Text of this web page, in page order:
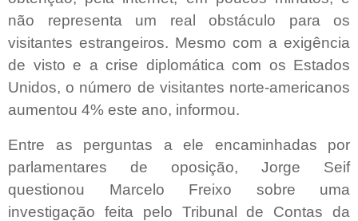
não representa um real obstáculo para os
visitantes estrangeiros. Mesmo com a exigência
de visto e a crise diplomática com os Estados
Unidos, o número de visitantes norte-americanos
aumentou 4% este ano, informou.
Entre as perguntas a ele encaminhadas por
parlamentares de oposição, Jorge Seif
questionou Marcelo Freixo sobre uma
investigação feita pelo Tribunal de Contas da